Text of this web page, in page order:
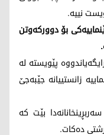
نییە.
بۆ دوورکەوتن
پێویستە لە
زانستییانە جێبەجێ
بێت کە
دەکات.